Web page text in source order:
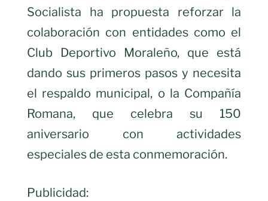
Socialista ha propuesta reforzar la
colaboración con entidades como el
Club Deportivo Moraleño, que está
dando sus primeros pasos y necesita
el respaldo municipal, o la Compañía
Romana, que celebra su 150
aniversario con actividades
especiales de esta conmemoración.
Publicidad: